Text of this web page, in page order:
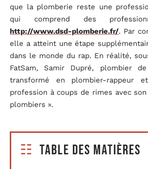
que la plomberie reste une
qui comprend des
http://www.dsd-plomberie.fr/. Par
elle a atteint une étape
dans le monde du rap. En réalité,
FatSam, Samir Dupré, plombier
transformé en plombier-rappeur
profession à coups de rimes avec
plombiers ».
Table des matières